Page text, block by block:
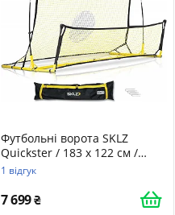
Футбольні ворота SKLZ
Quickster / 183 х 122 см /
Чорно-жовтий
1 відгук
7 699